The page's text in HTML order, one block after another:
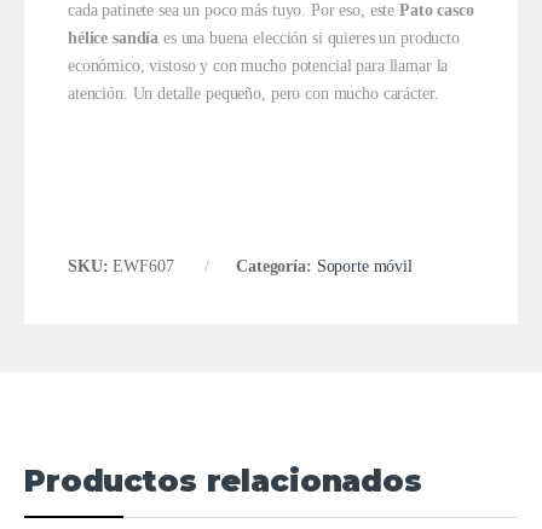
cada patinete sea un poco más tuyo. Por eso, este Pato casco
hélice sandía es una buena elección si quieres un producto
económico, vistoso y con mucho potencial para llamar la
atención. Un detalle pequeño, pero con mucho carácter.
SKU:EWF607 Categoría: Soporte móvil
Productos relacionados